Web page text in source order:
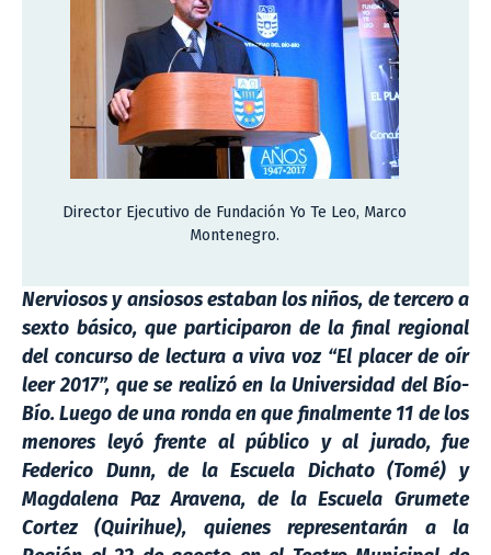
Director Ejecutivo de Fundación Yo Te Leo, Marco
Montenegro.
Nerviosos y ansiosos estaban los niños, de tercero a
sexto básico, que participaron de la final regional
del concurso de lectura a viva voz “El placer de oír
leer 2017”, que se realizó en la Universidad del Bío-
Bío. Luego de una ronda en que finalmente 11 de los
menores leyó frente al público y al jurado, fue
Federico Dunn, de la Escuela Dichato (Tomé) y
Magdalena Paz Aravena, de la Escuela Grumete
Cortez (Quirihue), quienes representarán a la